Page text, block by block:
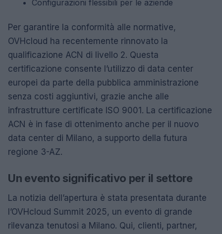
Configurazioni flessibili per le aziende
Per garantire la conformità alle normative,
OVHcloud ha recentemente rinnovato la
qualificazione ACN di livello 2. Questa
certificazione consente l’utilizzo di data center
europei da parte della pubblica amministrazione
senza costi aggiuntivi, grazie anche alle
infrastrutture certificate ISO 9001. La certificazione
ACN è in fase di ottenimento anche per il nuovo
data center di Milano, a supporto della futura
regione 3-AZ.
Un evento significativo per il settore
La notizia dell’apertura è stata presentata durante
l’OVHcloud Summit 2025, un evento di grande
rilevanza tenutosi a Milano. Qui, clienti, partner,